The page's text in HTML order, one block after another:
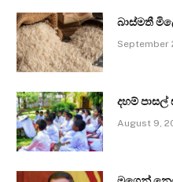
බාස්මතී
September
දහම්
August 9,